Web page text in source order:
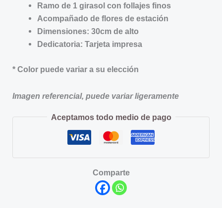
Ramo de 1 girasol con follajes finos
Acompañado de flores de estación
Dimensiones: 30cm de alto
Dedicatoria: Tarjeta impresa
* Color puede variar a su elección
Imagen referencial, puede variar ligeramente
Aceptamos todo medio de pago
Comparte